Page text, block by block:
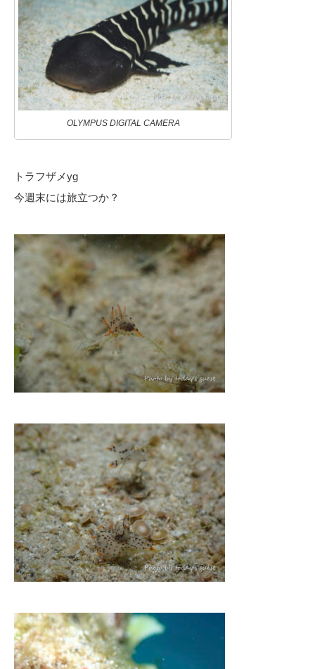
OLYMPUS DIGITAL CAMERA
トラフザメyg
今週末には旅立つか？